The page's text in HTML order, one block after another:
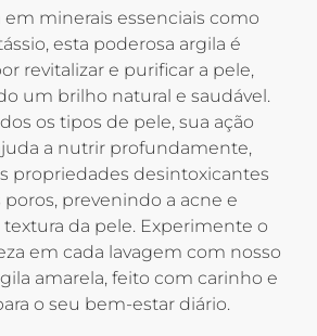
em minerais essenciais como
esta poderosa argila é
revitalizar e purificar a pele,
um brilho natural e saudável.
os tipos de pele, sua ação
a nutrir profundamente,
propriedades desintoxicantes
prevenindo a acne e
da pele. Experimente o
em cada lavagem com nosso
amarela, feito com carinho e
o seu bem-estar diário.